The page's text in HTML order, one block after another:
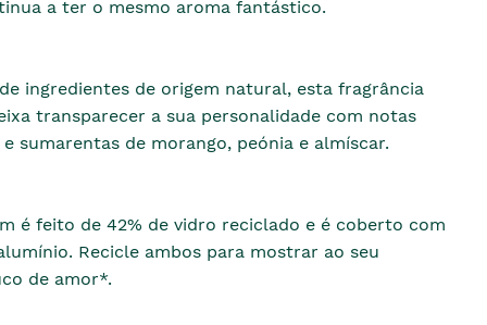
a ter o mesmo aroma fantástico.
ingredientes de origem natural, esta fragrância
transparecer a sua personalidade com notas
sumarentas de morango, peónia e almíscar.
é feito de 42% de vidro reciclado e é coberto com
Recicle ambos para mostrar ao seu
de amor*.